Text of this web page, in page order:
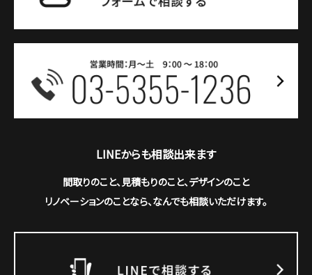
LINEからも相談出来ます
間取りのこと、見積もりのこと、デザインのこと
リノベーションのことなら、なんでも相談いただけます。